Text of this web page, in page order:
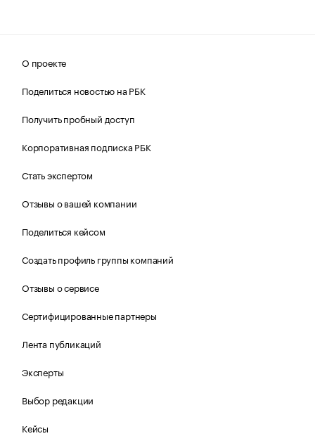
О проекте
Поделиться новостью на РБК
Получить пробный доступ
Корпоративная подписка РБК
Стать экспертом
Отзывы о вашей компании
Поделиться кейсом
Создать профиль группы компаний
Отзывы о сервисе
Сертифицированные партнеры
Лента публикаций
Эксперты
Выбор редакции
Кейсы